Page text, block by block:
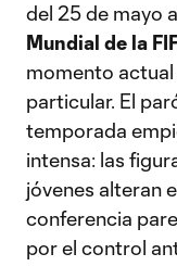
del 25 de mayo
Mundial de la
momento actual
particular. El
temporada
intensa: las
jóvenes alteran
conferencia
por el control